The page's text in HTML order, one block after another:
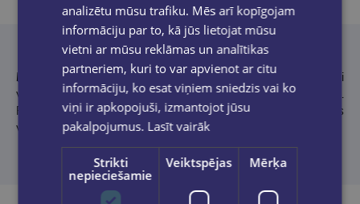
Produkta apraksts
Inese Dreimane – vēsturniece un literāte. 2000. gadā ieguvusi
vēstures maģistra grādu. Strādājusi Latvijas Okupācijas muzejā.
Pēta padomju okupācijas noziegumus. 2019. gadā iznācis viņas
vēsturiskais romāns "Vēstule ar pielikumu".
analizētu mūsu trafiku. Mēs arī kopīgojam
informāciju par to, kā jūs lietojat mūsu
vietni ar mūsu reklāmas un analītikas
partneriem, kuri to var apvienot ar citu
informāciju, ko esat viņiem sniedzis vai ko
viņi ir apkopojuši, izmantojot jūsu
pakalpojumus. Lasīt vairāk
Strikti
nepieciešamie
Veiktspējas Mērķa